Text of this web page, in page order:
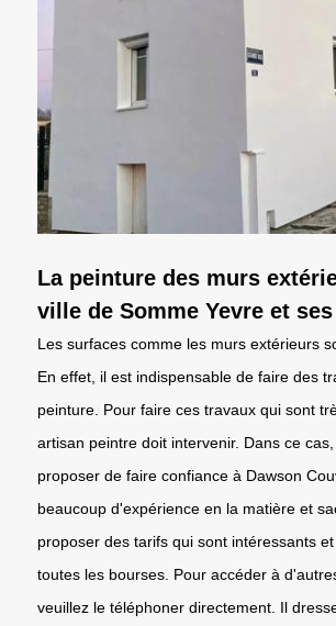
La peinture des murs
ville de Somme Yevre et
Les surfaces comme les murs extérieurs
En effet, il est indispensable de faire des
peinture. Pour faire ces travaux qui sont
artisan peintre doit intervenir. Dans ce
proposer de faire confiance à Dawson
beaucoup d'expérience en la matière et
proposer des tarifs qui sont intéressants
toutes les bourses. Pour accéder à
veuillez le téléphoner directement. Il